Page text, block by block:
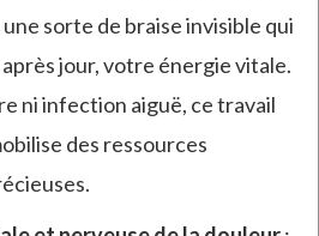
une sorte de braise invisible qui
jour, votre énergie vitale.
ni infection aiguë, ce travail
des ressources